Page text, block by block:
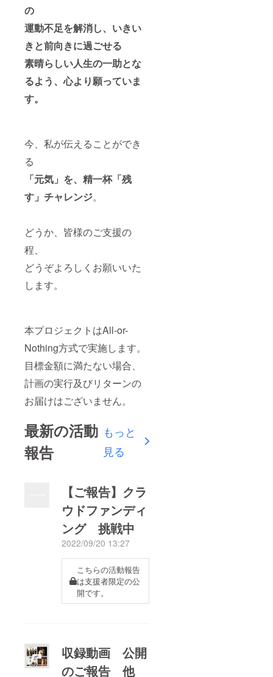
の
運動不足を解消し、いきい
きと前向きに過ごせる
素晴らしい人生の一助とな
るよう、心より願っていま
す。
今、私が伝えることができ
る
「元気」を、精一杯「残
す」チャレンジ。
どうか、皆様のご支援の
程、
どうぞよろしくお願いいた
します。
本プロジェクトはAll-or-
Nothing方式で実施します。
目標金額に満たない場合、
計画の実行及びリターンの
お届けはございません。
最新の活動
報告
もっと
見る
【ご報告】クラ
ウドファンディ
ング 挑戦中
2022/09/20 13:27
こちらの活動報告
は支援者限定の公
開です。
収録動画 公開
のご報告 他